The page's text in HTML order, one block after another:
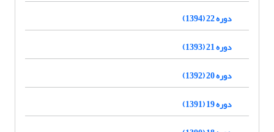
دوره 22 (1394)
دوره 21 (1393)
دوره 20 (1392)
دوره 19 (1391)